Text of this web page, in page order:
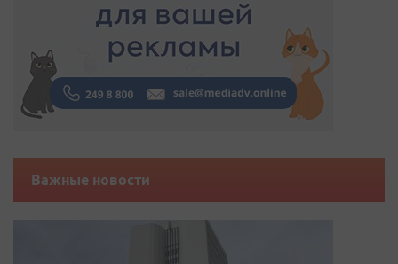
Важные новости